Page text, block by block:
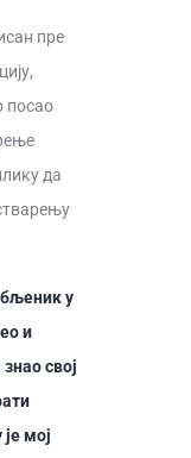
пре
посао
да
у
и
свој
мој